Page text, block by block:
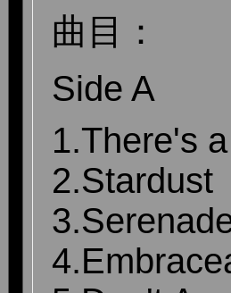
曲目：
Side A
1.There's
2.Stardust